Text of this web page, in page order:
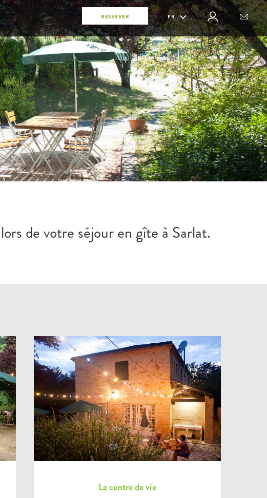
RÉSERVER FR
de votre séjour en gîte à Sarlat.
Le centre de vie